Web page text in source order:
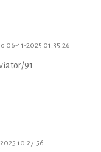
06-11-2025 01:35:26
91
10:27:56